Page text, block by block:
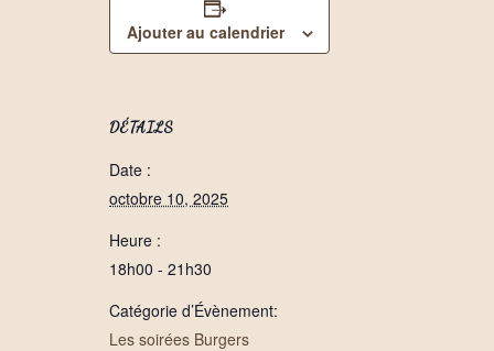
Ajouter au calendrier
DÉTAILS
Date :
octobre 10, 2025
Heure :
18h00 - 21h30
Catégorie d’Évènement:
Les soirées Burgers